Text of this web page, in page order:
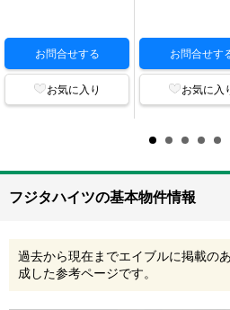
お問合せする
お気に入り
お問合せす
お気に入
フジタハイツの基本物件情報
過去から現在までエイブルに掲載の
成した参考ページです。